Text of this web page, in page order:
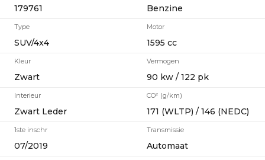
179761
Type
SUV/4x4
Kleur
Zwart
Interieur
Zwart Leder
1ste inschr
07/2019
Benzine
Motor
1595 cc
Vermogen
90 kw / 122 pk
CO² (g/km)
171 (WLTP) / 146 (NEDC)
Transmissie
Automaat